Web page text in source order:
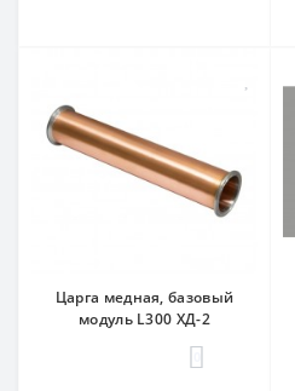
Царга медная, базовый
модуль L300 ХД-2